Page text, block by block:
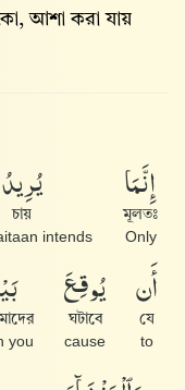
আশা করা যায়
إِنَّمَا
মূলতঃ
Only
يُرِيدُ
চায়
intends
أَن
যে
to
يُوقِعَ
ঘটাবে
cause
you